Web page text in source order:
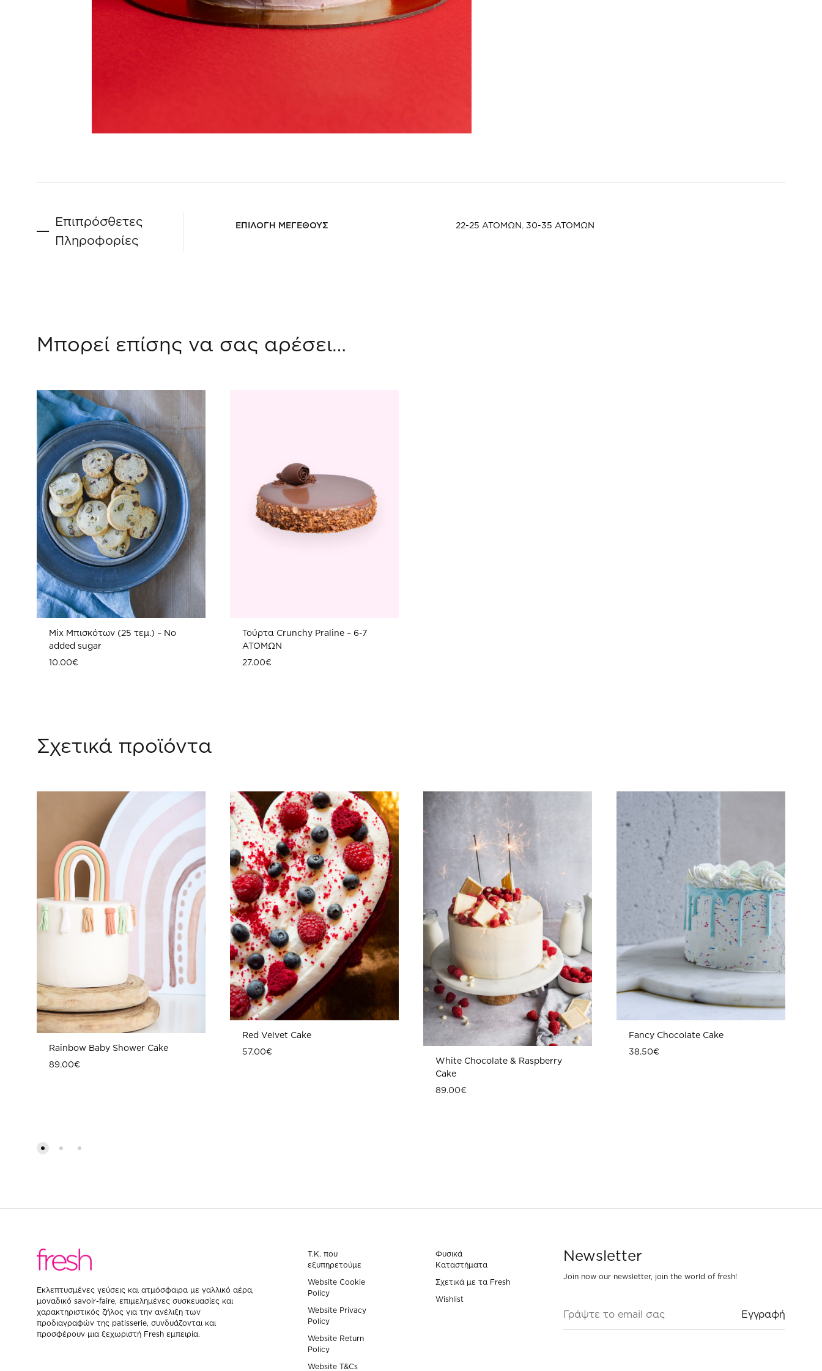
Επιπρόσθετες
Πληροφορίες
ΕΠΙΛΟΓΗ ΜΕΓΕΘΟΥΣ 22-25 ΑΤΟΜΩΝ, 30-35 ΑΤΟΜΩΝ
Μπορεί επίσης να σας αρέσει…
Mix Μπισκότων (25 τεμ.) – No
added sugar
10.00€
WISHLIST
Τούρτα Crunchy Praline – 6-7
ATOMΩΝ
27.00€
Σχετικά προϊόντα
Rainbow Baby Shower Cake
89.00€
Red Velvet Cake
57.00€
White Chocolate & Raspberry
Cake
89.00€
Fancy Chocolate Cake
38.50€
Eκλεπτυσμένες γεύσεις και ατμόσφαιρα με γαλλικό αέρα,
μοναδικό savoir-faire, επιμελημένες συσκευασίες και
χαρακτηριστικός ζήλος για την ανέλιξη των
προδιαγραφών της patisserie, συνδυάζονται και
προσφέρουν μια ξεχωριστή Fresh εμπειρία.
Τ.Κ. που
εξυπηρετούμε
Website Cookie
Policy
Website Privacy
Policy
Website Return
Policy
Website T&Cs
Φυσικά
Καταστήματα
Σχετικά με τα Fresh
Wishlist
Newsletter
Join now our newsletter, join the world of fresh!